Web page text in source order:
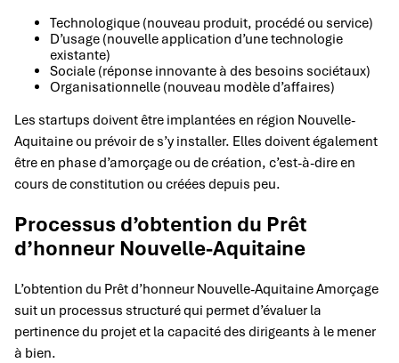
Technologique (nouveau produit, procédé ou service)
D’usage (nouvelle application d’une technologie
existante)
Sociale (réponse innovante à des besoins sociétaux)
Organisationnelle (nouveau modèle d’affaires)
Les startups doivent être implantées en région Nouvelle-
Aquitaine ou prévoir de s’y installer. Elles doivent également
être en phase d’amorçage ou de création, c’est-à-dire en
cours de constitution ou créées depuis peu.
Processus d’obtention du Prêt
d’honneur Nouvelle-Aquitaine
L’obtention du Prêt d’honneur Nouvelle-Aquitaine Amorçage
suit un processus structuré qui permet d’évaluer la
pertinence du projet et la capacité des dirigeants à le mener
à bien.